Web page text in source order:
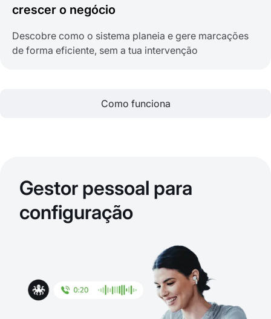
crescer o negócio
Descobre como o sistema planeia e gere marcações
de forma eficiente, sem a tua intervenção
Como funciona
Gestor pessoal para
configuração